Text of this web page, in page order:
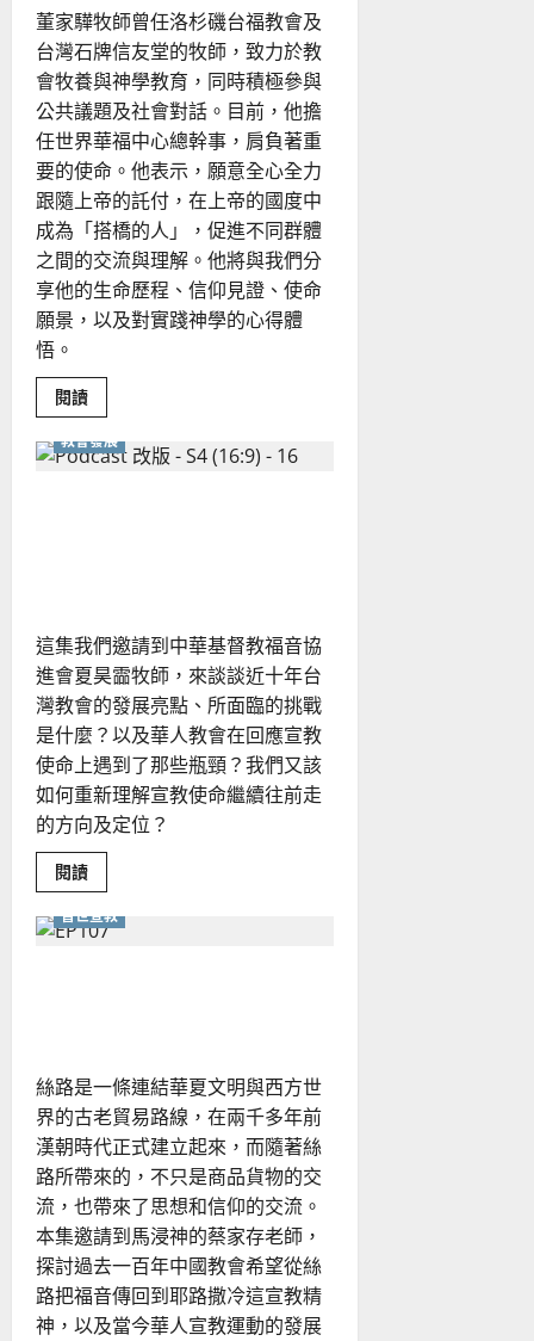
的
整
全
牧
養
董家驊牧師曾任洛杉磯台福教會及
台灣石牌信友堂的牧師，致力於教
會牧養與神學教育，同時積極參與
公共議題及社會對話。目前，他擔
任世界華福中心總幹事，肩負著重
要的使命。他表示，願意全心全力
跟隨上帝的託付，在上帝的國度中
成為「搭橋的人」，促進不同群體
之間的交流與理解。他將與我們分
享他的生命歷程、信仰見證、使命
願景，以及對實踐神學的心得體
悟。
閱讀Read
more
如
何
世
界
華
福
中
心
的
事
工
理
念
為
何？
教會發展
這集我們邀請到中華基督教福音協
進會夏昊霝牧師，來談談近十年台
灣教會的發展亮點、所面臨的挑戰
是什麼？以及華人教會在回應宣教
使命上遇到了那些瓶頸？我們又該
如何重新理解宣教使命繼續往前走
的方向及定位？
閱讀Read
more
近
十
趨
勢
為
何？
如
何
建
立
「不
能
震
動」
的
教
會？
普世宣教
絲路是一條連結華夏文明與西方世
界的古老貿易路線，在兩千多年前
漢朝時代正式建立起來，而隨著絲
路所帶來的，不只是商品貨物的交
流，也帶來了思想和信仰的交流。
本集邀請到馬浸神的蔡家存老師，
探討過去一百年中國教會希望從絲
路把福音傳回到耶路撒冷這宣教精
神，以及當今華人宣教運動的發展